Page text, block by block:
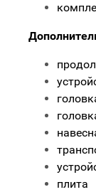
плита